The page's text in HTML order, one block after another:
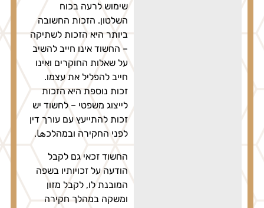
שימוש לרעה בכוח
השלטון. הזכות החשובה
ביותר היא הזכות לשתיקה
– החשוד אינו חייב להשיב
על שאלות החוקרים ואינו
חייב להפליל את עצמו.
זכות נוספת היא הזכות
לייצוג משפטי – לחשוד יש
זכות להתייעץ עם עורך דין
לפני החקירה ובמהלכها.
החשוד זכאי גם לקבל
הודעה על זכויותיו בשפה
המובנת לו, לקבל מזון
ומשקה במהלך חקירה